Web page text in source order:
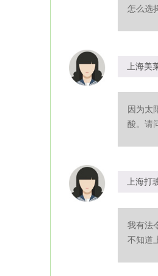
怎么选
上海
因为太
酸。请
上海打
我有法
不知道